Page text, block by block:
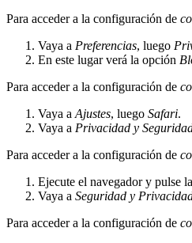
Para acceder a la configuración de
Vaya a Preferencias, luego
En este lugar verá la opción
Para acceder a la configuración de
Vaya aAjustes, luego Safari.
Vaya a Privacidad y
Para acceder a la configuración de
Ejecute el navegador y pulse
Vaya a Seguridad y
Para acceder a la configuración de